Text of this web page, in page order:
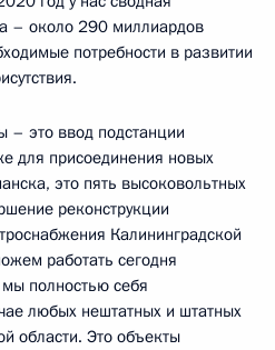
– около 290 миллиардов
потребности в развитии
– это ввод подстанции
для присоединения новых
это пять высоковольтных
реконструкции
Калининградской
работать сегодня
полностью себя
любых нештатных и штатных
области. Это объекты